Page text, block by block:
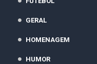
GERAL
HOMENAGEM
HUMOR